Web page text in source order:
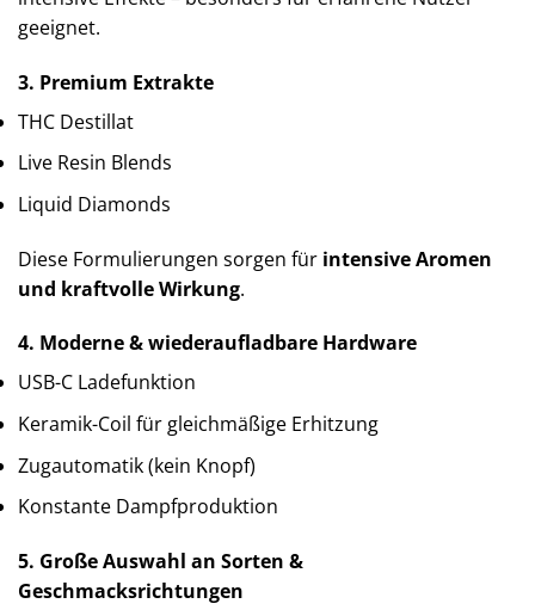
geeignet.
3. Premium Extrakte
THC Destillat
Live Resin Blends
Liquid Diamonds
Diese Formulierungen sorgen für intensive Aromen
und kraftvolle Wirkung.
4. Moderne & wiederaufladbare Hardware
USB-C Ladefunktion
Keramik-Coil für gleichmäßige Erhitzung
Zugautomatik (kein Knopf)
Konstante Dampfproduktion
5. Große Auswahl an Sorten &
Geschmacksrichtungen